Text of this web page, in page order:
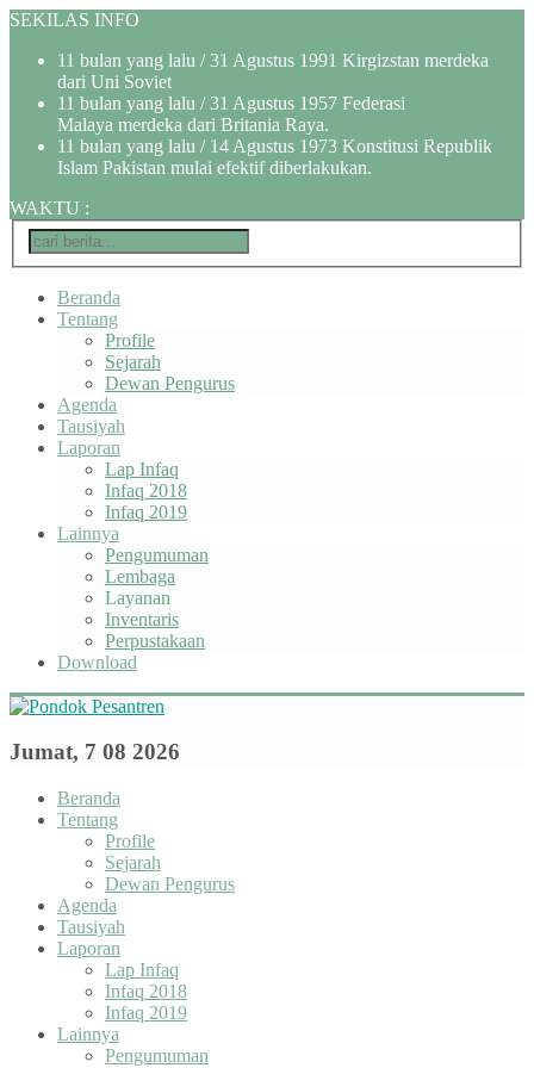
SEKILAS INFO
11 bulan yang lalu / 31 Agustus 1991 Kirgizstan merdeka
dari Uni Soviet
11 bulan yang lalu / 31 Agustus 1957 Federasi
Malaya merdeka dari Britania Raya.
11 bulan yang lalu / 14 Agustus 1973 Konstitusi Republik
Islam Pakistan mulai efektif diberlakukan.
WAKTU :
Beranda
Tentang
Profile
Sejarah
Dewan Pengurus
Agenda
Tausiyah
Laporan
Lap Infaq
Infaq 2018
Infaq 2019
Lainnya
Pengumuman
Lembaga
Layanan
Inventaris
Perpustakaan
Download
Jumat, 7 08 2026
Beranda
Tentang
Profile
Sejarah
Dewan Pengurus
Agenda
Tausiyah
Laporan
Lap Infaq
Infaq 2018
Infaq 2019
Lainnya
Pengumuman